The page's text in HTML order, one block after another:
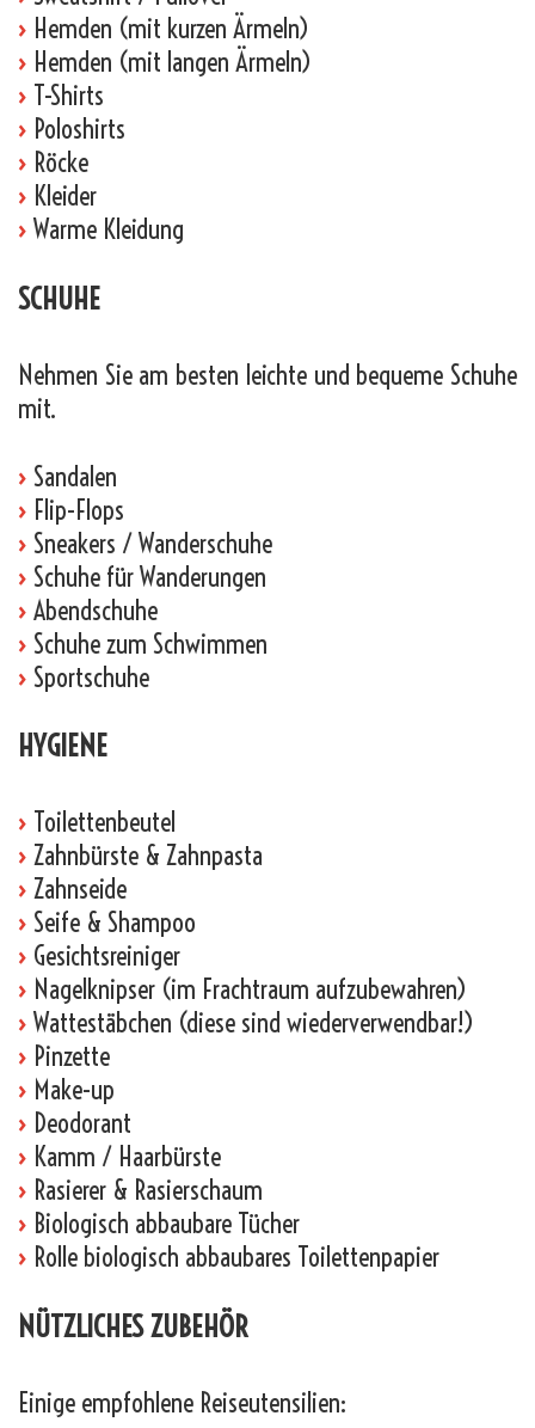
› Hemden (mit kurzen Ärmeln)
› Hemden (mit langen Ärmeln)
› T-Shirts
› Poloshirts
› Röcke
› Kleider
› Warme Kleidung
SCHUHE
Nehmen Sie am besten leichte und bequeme Schuhe
mit.
› Sandalen
› Flip-Flops
› Sneakers / Wanderschuhe
› Schuhe für Wanderungen
› Abendschuhe
› Schuhe zum Schwimmen
› Sportschuhe
HYGIENE
› Toilettenbeutel
› Zahnbürste & Zahnpasta
› Zahnseide
› Seife & Shampoo
› Gesichtsreiniger
› Nagelknipser (im Frachtraum aufzubewahren)
› Wattestäbchen (diese sind wiederverwendbar!)
› Pinzette
› Make-up
› Deodorant
› Kamm / Haarbürste
› Rasierer & Rasierschaum
› Biologisch abbaubare Tücher
› Rolle biologisch abbaubares Toilettenpapier
NÜTZLICHES ZUBEHÖR
Einige empfohlene Reiseutensilien: